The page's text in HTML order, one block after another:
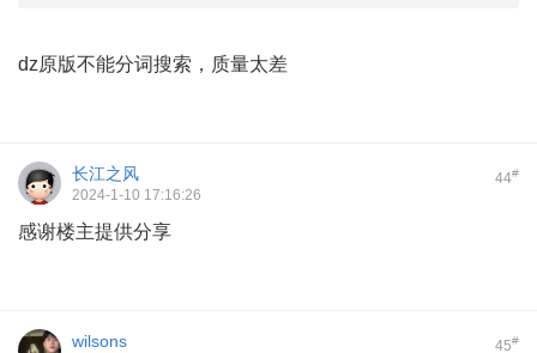
dz原版不能分词搜索，质量太差
44#
长江之风
2024-1-10 17:16:26
感谢楼主提供分享
45#
wilsons